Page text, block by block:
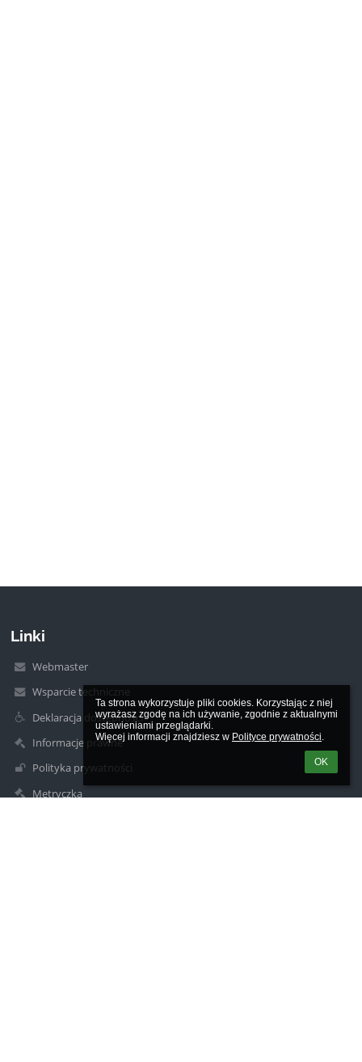
Ta strona wykorzystuje pliki cookies. Korzystając z niej
wyrażasz zgodę na ich używanie, zgodnie z aktualnymi
ustawieniami przeglądarki.
Więcej informacji znajdziesz w Polityce prywatności.
OK
Linki
Webmaster
Wsparcie techniczne
Deklaracja dostępności
Informacje prawne
Polityka prywatności
Metryczka